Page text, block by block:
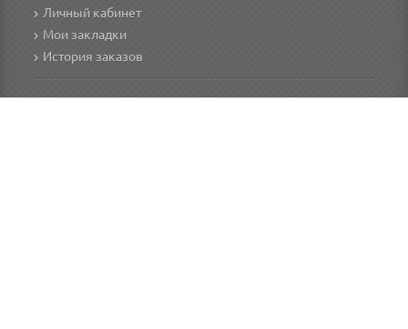
Личный кабинет
Мои закладки
История заказов